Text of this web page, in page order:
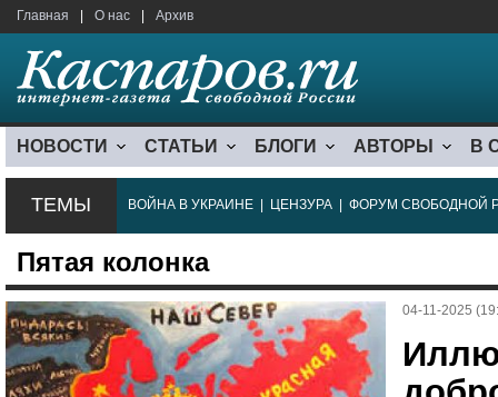
Главная О нас Архив
НОВОСТИ СТАТЬИ БЛОГИ АВТОРЫ В
ТЕМЫ ВОЙНА В УКРАИНЕ ЦЕНЗУРА ФОРУМ СВОБОДНОЙ
Пятая колонка
04-11-2025